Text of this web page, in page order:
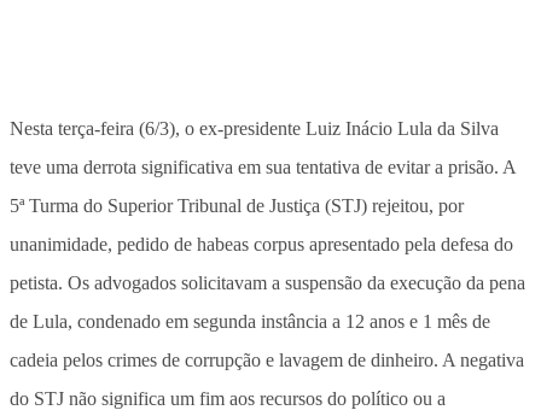
Nesta terça-feira (6/3), o ex-presidente Luiz Inácio Lula da Silva
teve uma derrota significativa em sua tentativa de evitar a prisão. A
5ª Turma do Superior Tribunal de Justiça (STJ) rejeitou, por
unanimidade, pedido de habeas corpus apresentado pela defesa do
petista. Os advogados solicitavam a suspensão da execução da pena
de Lula, condenado em segunda instância a 12 anos e 1 mês de
cadeia pelos crimes de corrupção e lavagem de dinheiro. A negativa
do STJ não significa um fim aos recursos do político ou a